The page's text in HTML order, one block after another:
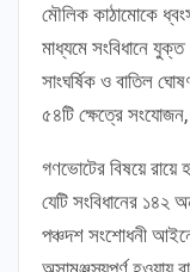
মৌলিক কাঠামোকে
মাধ্যমে সংবিধানে
সাংঘর্ষিক ও বাতিল
৫৪টি ক্ষেত্রে
গণভোটের বিষয়ে রায়ে
যেটি সংবিধানের ১৪২
পঞ্চদশ সংশোধনী